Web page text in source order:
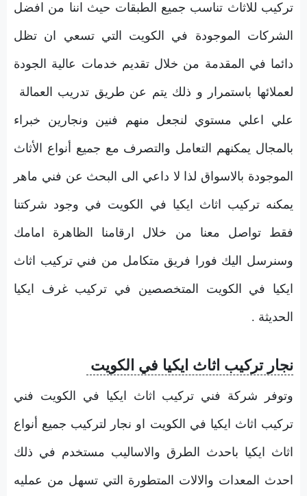
تركيب للاثاث تناسب جميع الطبقات حيث اننا من افضل
الشركات الموجودة في الكويت التي تسعي ان تظل
دائما في المقدمة من خلال تقديم خدمات عالية الجودة
لعملائها باستمرار و ذلك يتم عن طريق تدريب العمالة
علي اعلي مستوي لنجعل منهم فنين ونجارين خبراء
بالمجال يمكنهم التعامل والتصرف مع جميع أنواع الأثاث
الموجودة بالاسواق لذا لا داعي الى البحث عن فني ماهر
يمكنه تركيب اثاث ايكيا في الكويت في وجود شركتنا
فقط تواصل معنا من خلال ارقامنا الظاهرة امامك
وسنرسل اليك فورا فريق متكامل من فني تركيب اثاث
ايكيا في الكويت المتخصصين في تركيب غرف ايكيا
الحديثة .
نجار تركيب اثاث ايكيا في الكويت
وتوفر شركة فني تركيب اثاث ايكيا في الكويت فني
تركيب اثاث ايكيا في الكويت او نجار لتركيب جميع أنواع
اثاث ايكيا باحدث الطرق والاساليب مستخدم في ذلك
احدث المعدات والالات المتطورة التي تسهل من عمليه